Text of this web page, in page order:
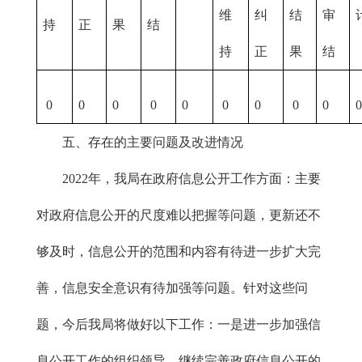
持 正 果 结
维
持
纠
正
结
果
审
结
0 0 0 0 0 0 0 0 0
五、存在的主要问题及改进情况
2022年，我局在政府信息公开工作方面：主要
对政府信息公开的尺度难以把握等问题，更新还不
够及时，信息公开的范围和内容有待进一步扩大完
善，信息安全意识有待加强等问题。针对这些问
题，今后我局将做好以下工作：一是进一步加强信